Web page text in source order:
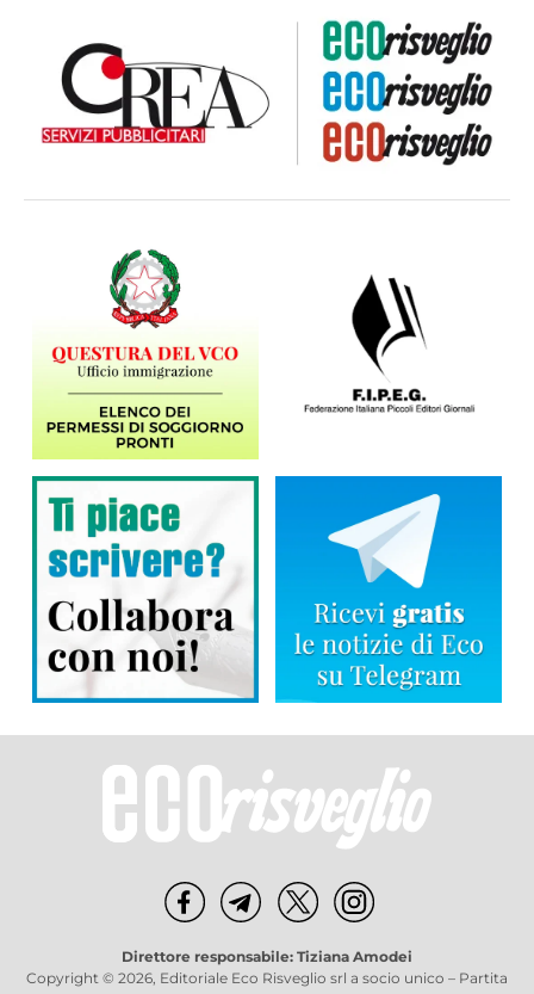
Direttore responsabile: Tiziana Amodei
Copyright © 2026, Editoriale Eco Risveglio srl a socio unico – Partita